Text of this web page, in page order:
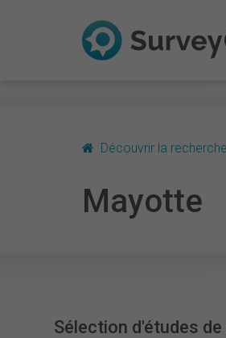
Découvrir la recherche
Mayotte
Sélection d'études